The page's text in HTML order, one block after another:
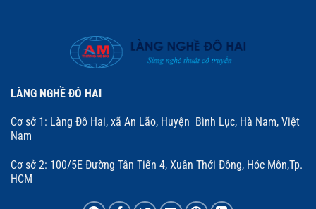
LÀNG NGHỀ ĐÔ HAI
Cơ sở 1: Làng Đô Hai, xã An Lão, Huyện Bình Lục, Hà Nam, Việt
Nam
Cơ sở 2: 100/5E Đường Tân Tiến 4, Xuân Thới Đông, Hóc Môn,Tp.
HCM